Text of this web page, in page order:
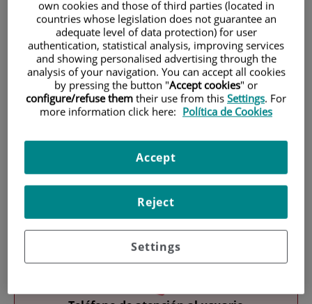
Investigación
Docencia
own cookies and those of third parties (located in
countries whose legislation does not guarantee an
adequate level of data protection) for user
authentication, statistical analysis, improving services
and showing personalised advertising through the
analysis of your navigation. You can accept all cookies
by pressing the button "Accept cookies" or
configure/refuse them their use from this Settings. For
more information click here: Política de Cookies
Settings
Reject
Accept